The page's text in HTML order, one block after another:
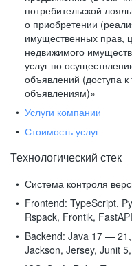
потребительской
о приобретении
имущественных прав,
недвижимого
услуг по
объявлений (доступа
объявлениям)»
Услуги компании
Стоимость услуг
Технологический стек
Система контроля
Frontend: TypeScript,
Rspack, Frontik, FastAPI
Backend: Java 17 — 21,
Jackson, Jersey, Junit